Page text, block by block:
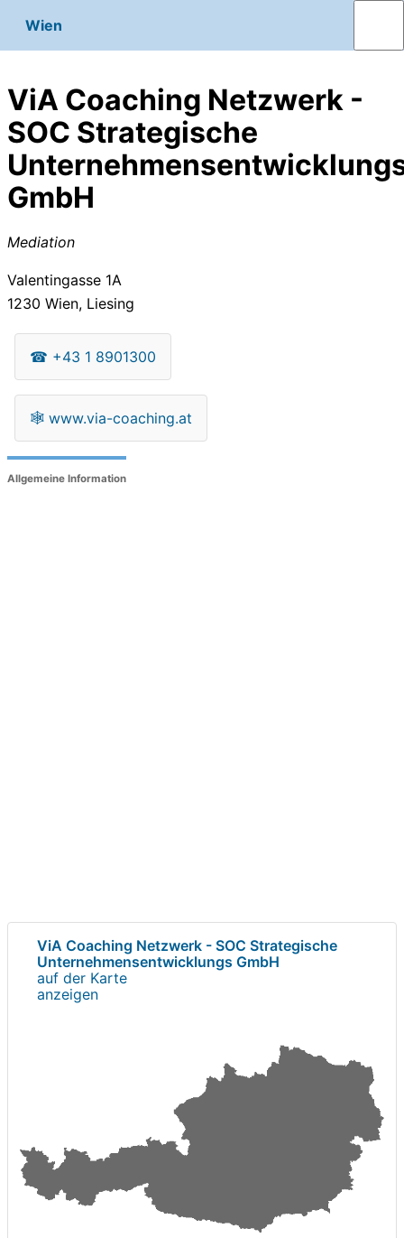
Wien
ViA Coaching Netzwerk -
SOC Strategische
GmbH
Mediation
Valentingasse 1A
1230 Wien, Liesing
☎ +43 1 8901300
🕸 www.via-coaching.at
Allgemeine Information
ViA Coaching Netzwerk - SOC Strategische
Unternehmensentwicklungs GmbH
auf der Karte
anzeigen